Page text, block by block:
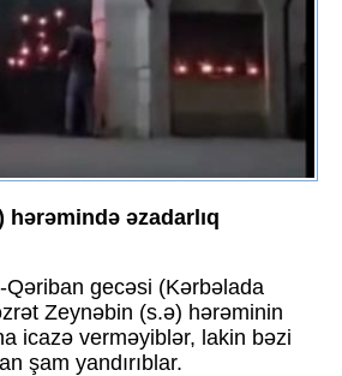
əzadarlıq
gecəsi (Kərbəlada
Zeynəbin (s.ə) hərəminin
icazə verməyiblər, lakin bəzi
şam yandırıblar.